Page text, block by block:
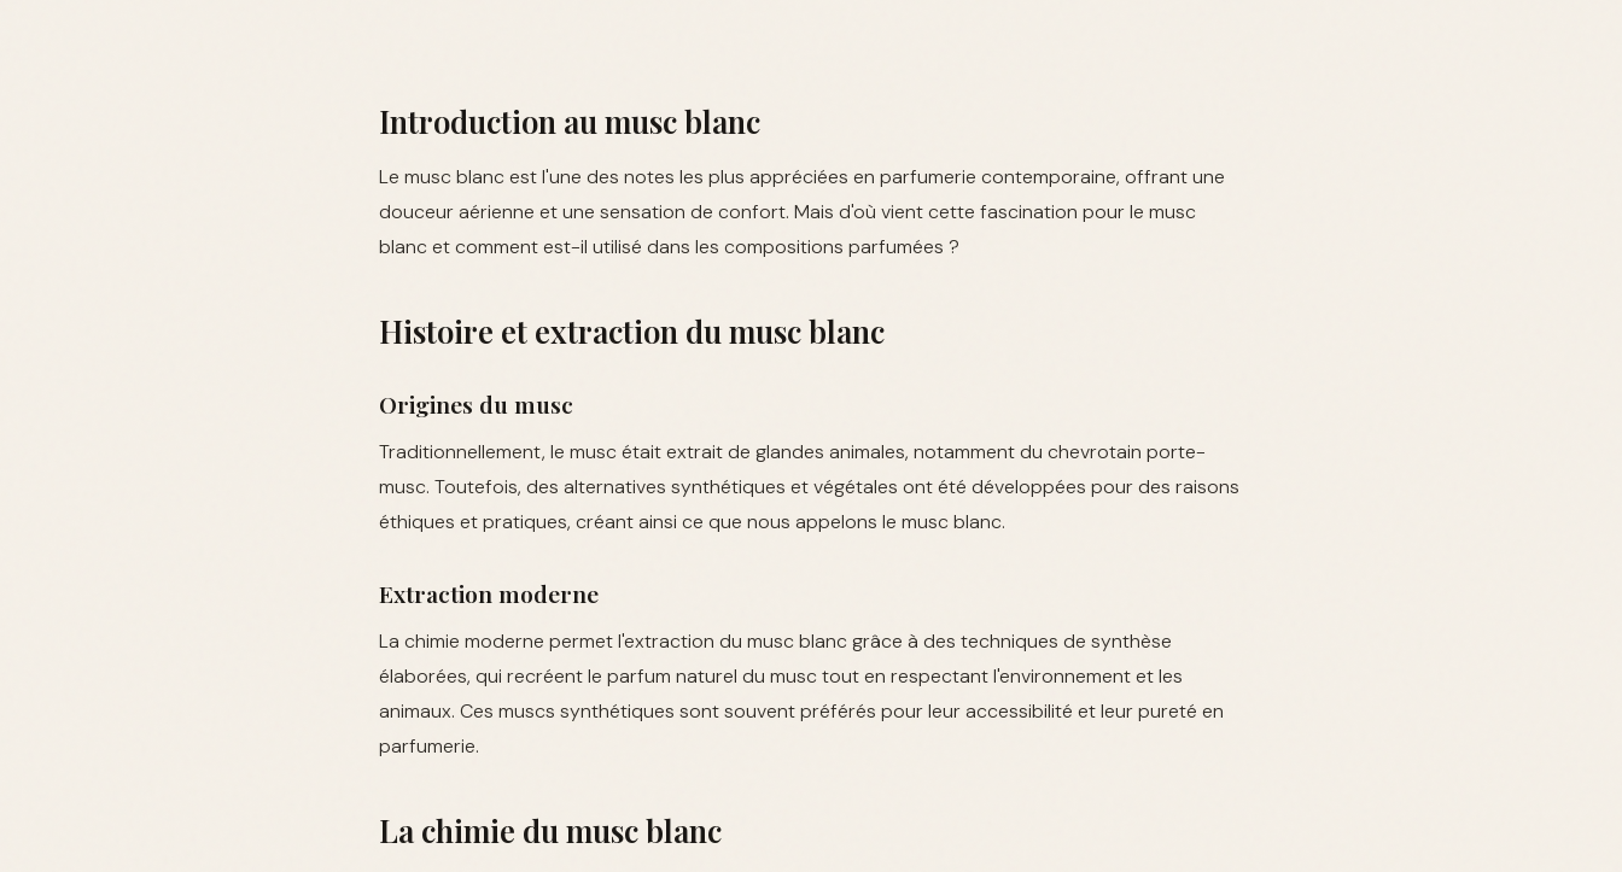
Introduction au musc blanc
Le musc blanc est l'une des notes les plus appréciées en parfumerie contemporaine, offrant une
douceur aérienne et une sensation de confort. Mais d'où vient cette fascination pour le musc
blanc et comment est-il utilisé dans les compositions parfumées ?
Histoire et extraction du musc blanc
Origines du musc
Traditionnellement, le musc était extrait de glandes animales, notamment du chevrotain porte-
musc. Toutefois, des alternatives synthétiques et végétales ont été développées pour des raisons
éthiques et pratiques, créant ainsi ce que nous appelons le musc blanc.
Extraction moderne
La chimie moderne permet l'extraction du musc blanc grâce à des techniques de synthèse
élaborées, qui recréent le parfum naturel du musc tout en respectant l'environnement et les
animaux. Ces muscs synthétiques sont souvent préférés pour leur accessibilité et leur pureté en
parfumerie.
La chimie du musc blanc